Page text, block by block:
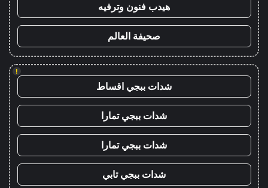
هيدب فنون وترفيه
صحيفة العالم
!
شدات ببجي اقساط
شدات ببجي تمارا
شدات ببجي تمارا
شدات ببجي تابي